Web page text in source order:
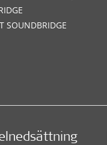
SOUNDBRIDGE